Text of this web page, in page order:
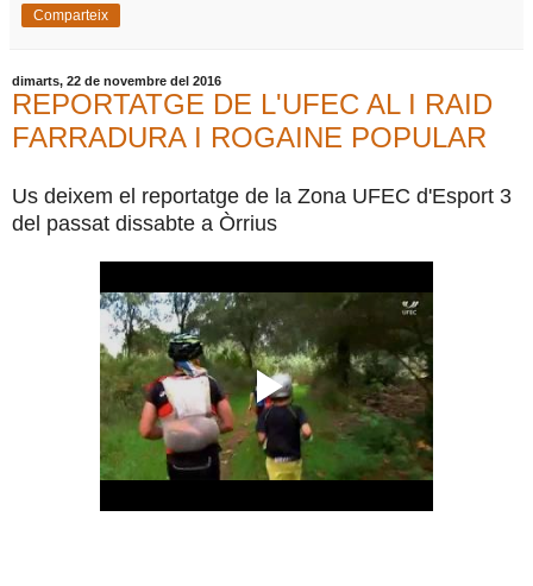
Comparteix
dimarts, 22 de novembre del 2016
REPORTATGE DE L'UFEC AL I RAID
FARRADURA I ROGAINE POPULAR
Us deixem el reportatge de la Zona UFEC d'Esport 3
del passat dissabte a Òrrius